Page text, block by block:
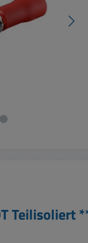
Teilisoliert